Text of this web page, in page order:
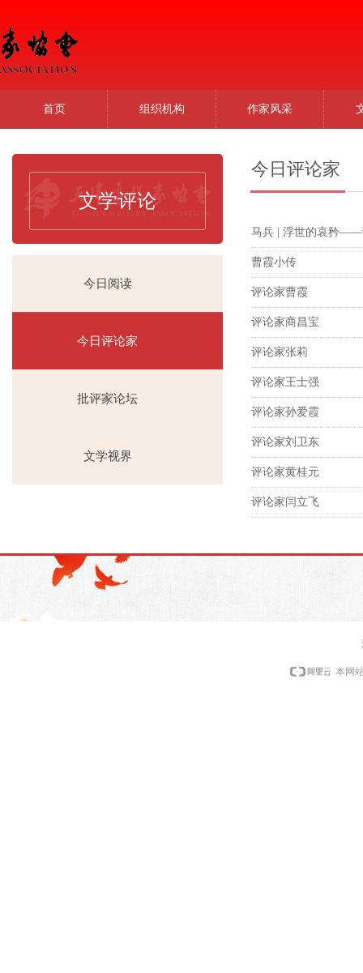
首页 组织机构 作家风采
文学评论
今日阅读
今日评论家
批评家论坛
文学视界
今日评论家
马兵 | 浮世的哀矜——
曹霞小传
评论家曹霞
评论家商昌宝
评论家张莉
评论家王士强
评论家孙爱霞
评论家刘卫东
评论家黄桂元
评论家闫立飞
本网